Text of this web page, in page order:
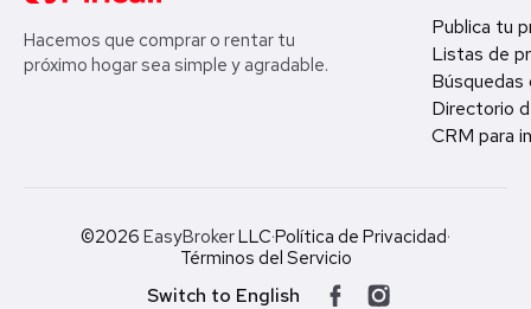
Hacemos que comprar o rentar tu
próximo hogar sea simple y agradable.
Publica tu
Listas de
Búsquedas
Directorio
CRM para
©2026 EasyBrokerLLC·Política de Privacidad·
Términos del Servicio
Switch to English